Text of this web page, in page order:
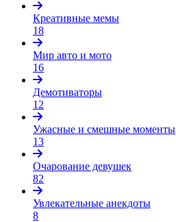
Креативные мемы
18
Мир авто и мото
16
Демотиваторы
12
Ужасные и смешные моменты
13
Очарование девушек
82
Увлекательные анекдоты
8